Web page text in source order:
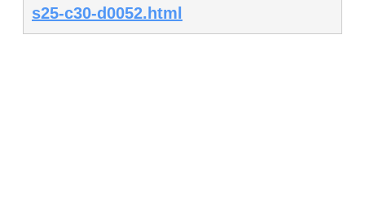
s25-c30-d0052.html